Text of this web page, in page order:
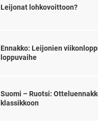
Leijonat lohkovoittoon?
Ennakko: Leijonien
loppuvaihe
Suomi – Ruotsi:
klassikkoon